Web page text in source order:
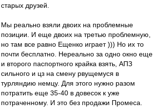
старых друзей.
Мы реально взяли двоих на проблемные
позиции. И еще двоих на третью проблемную,
но там все равно Ещенко играет ))) Но их то
почти бесплатно. Нереально за одно окно еще
и второго паспортного крайка взять, АПЗ
сильного и цз на смену рвущемуся в
турляндию немцу. Для этого нужно разом
потратить еще 35-40 в довесок к уже
потраченному. И это без продажи Промеса.